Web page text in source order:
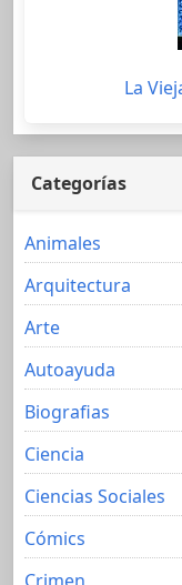
La
Categorías
Animales
Arquitectura
Arte
Autoayuda
Biografias
Ciencia
Ciencias Sociales
Cómics